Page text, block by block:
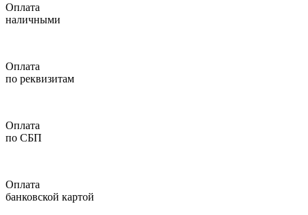
Оплата
наличными
Оплата
по реквизитам
Оплата
по СБП
Оплата
банковской картой